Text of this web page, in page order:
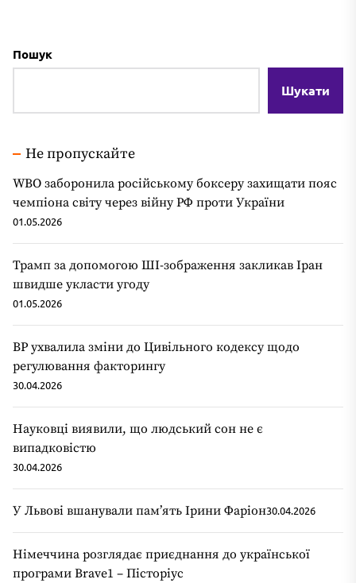
Пошук
Шукати
Не пропускайте
WBO заборонила російському боксеру захищати пояс
чемпіона світу через війну РФ проти України
01.05.2026
Трамп за допомогою ШІ-зображення закликав Іран
швидше укласти угоду
01.05.2026
ВР ухвалила зміни до Цивільного кодексу щодо
регулювання факторингу
30.04.2026
Науковці виявили, що людський сон не є
випадковістю
30.04.2026
У Львові вшанували пам’ять Ірини Фаріон30.04.2026
Німеччина розглядає приєднання до української
програми Brave1 – Пісторіус